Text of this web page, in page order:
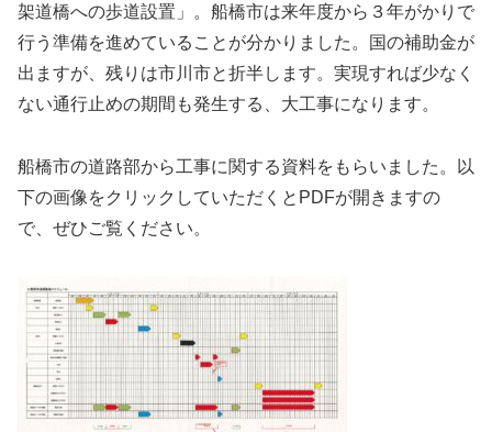
架道橋への歩道設置」。船橋市は来年度から３年がかりで
行う準備を進めていることが分かりました。国の補助金が
出ますが、残りは市川市と折半します。実現すれば少なく
ない通行止めの期間も発生する、大工事になります。
船橋市の道路部から工事に関する資料をもらいました。以
下の画像をクリックしていただくとPDFが開きますの
で、ぜひご覧ください。